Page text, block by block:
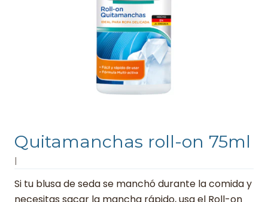
Quitamanchas roll-on 75ml
|
Si tu blusa de seda se manchó durante la comida y